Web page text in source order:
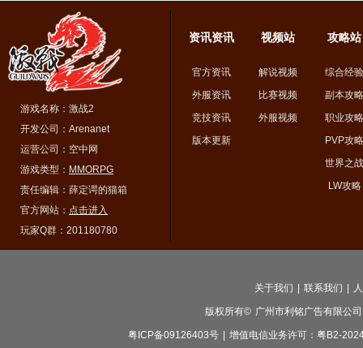
游戏名称：激战2
开发公司：Arenanet
运营公司：空中网
游戏类型： MMORPG
责任编辑：薛定谔的猫箱
官方网站： 点击进入
玩家Q群：201180780
资讯资讯
官方资讯
外服资讯
竞技资讯
版本更新
视频站
解说视频
比赛视频
外服视频
攻略站
综合经验
副本攻略
职业攻略
PVP攻略
世界之战
LW攻略
关于我们 联系我们
版权所有© 广州市利铭广告有限公司
粤ICP备09126403号 增值电信业务许可：粤B2-